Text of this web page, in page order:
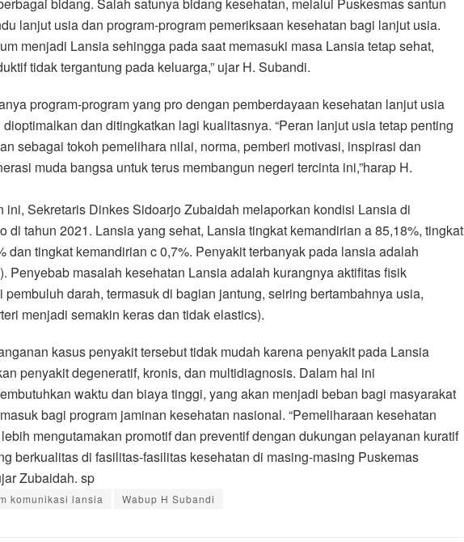
lanjut usia dan program-program pemeriksaan kesehatan bagi lanjut usia.
menjadi Lansia sehingga pada saat memasuki masa Lansia tetap sehat,
tidak tergantung pada keluarga,” ujar H. Subandi.
program-program yang pro dengan pemberdayaan kesehatan lanjut usia
dan ditingkatkan lagi kualitasnya. “Peran lanjut usia tetap penting
sebagai tokoh pemelihara nilai, norma, pemberi motivasi, inspirasi dan
muda bangsa untuk terus membangun negeri tercinta ini,”harap H.
ini, Sekretaris Dinkes Sidoarjo Zubaidah melaporkan kondisi Lansia di
di tahun 2021. Lansia yang sehat, Lansia tingkat kemandirian a 85,18%, tingkat
dan tingkat kemandirian c 0,7%. Penyakit terbanyak pada lansia adalah
Penyebab masalah kesehatan Lansia adalah kurangnya aktifitas fisik
pembuluh darah, termasuk di bagian jantung, seiring bertambahnya usia,
menjadi semakin keras dan tidak elastics).
kasus penyakit tersebut tidak mudah karena penyakit pada Lansia
penyakit degeneratif, kronis, dan multidiagnosis. Dalam hal ini
waktu dan biaya tinggi, yang akan menjadi beban bagi masyarakat
bagi program jaminan kesehatan nasional. “Pemeliharaan kesehatan
mengutamakan promotif dan preventif dengan dukungan pelayanan kuratif
berkualitas di fasilitas-fasilitas kesehatan di masing-masing Puskemas
Zubaidah. sp
komunikasi lansia Wabup H Subandi